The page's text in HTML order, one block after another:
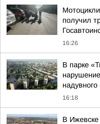
получил
16:26
В парке
надувного
16:18
В